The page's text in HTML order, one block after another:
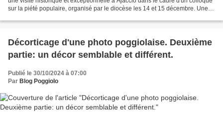
sur la piété populaire, organisé par le diocèse les 14 et 15 décembre. Une
Décorticage d'une photo poggiolaise. Deuxième
partie: un décor semblable et différent.
Publié le 30/10/2024 à 07:00
Par Blog Poggiolo